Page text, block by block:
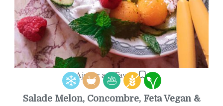
Ajouter aux Favoris
Salade Melon, Concombre, Feta Vegan &